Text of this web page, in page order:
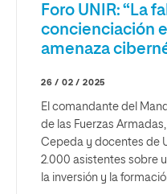
Foro UNIR: “La
concienciación
amenaza
26 / 02 / 2025
El comandante del
de las Fuerzas
Cepeda y docentes de
2.000 asistentes sobre
la inversión y la